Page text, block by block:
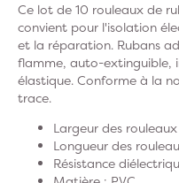
Ce lot de 10 rouleaux de
convient pour l'isolation
et la réparation. Rubans
flamme, auto-extinguible,
élastique. Conforme à la
trace.
Largeur des
Longueur des
Résistance